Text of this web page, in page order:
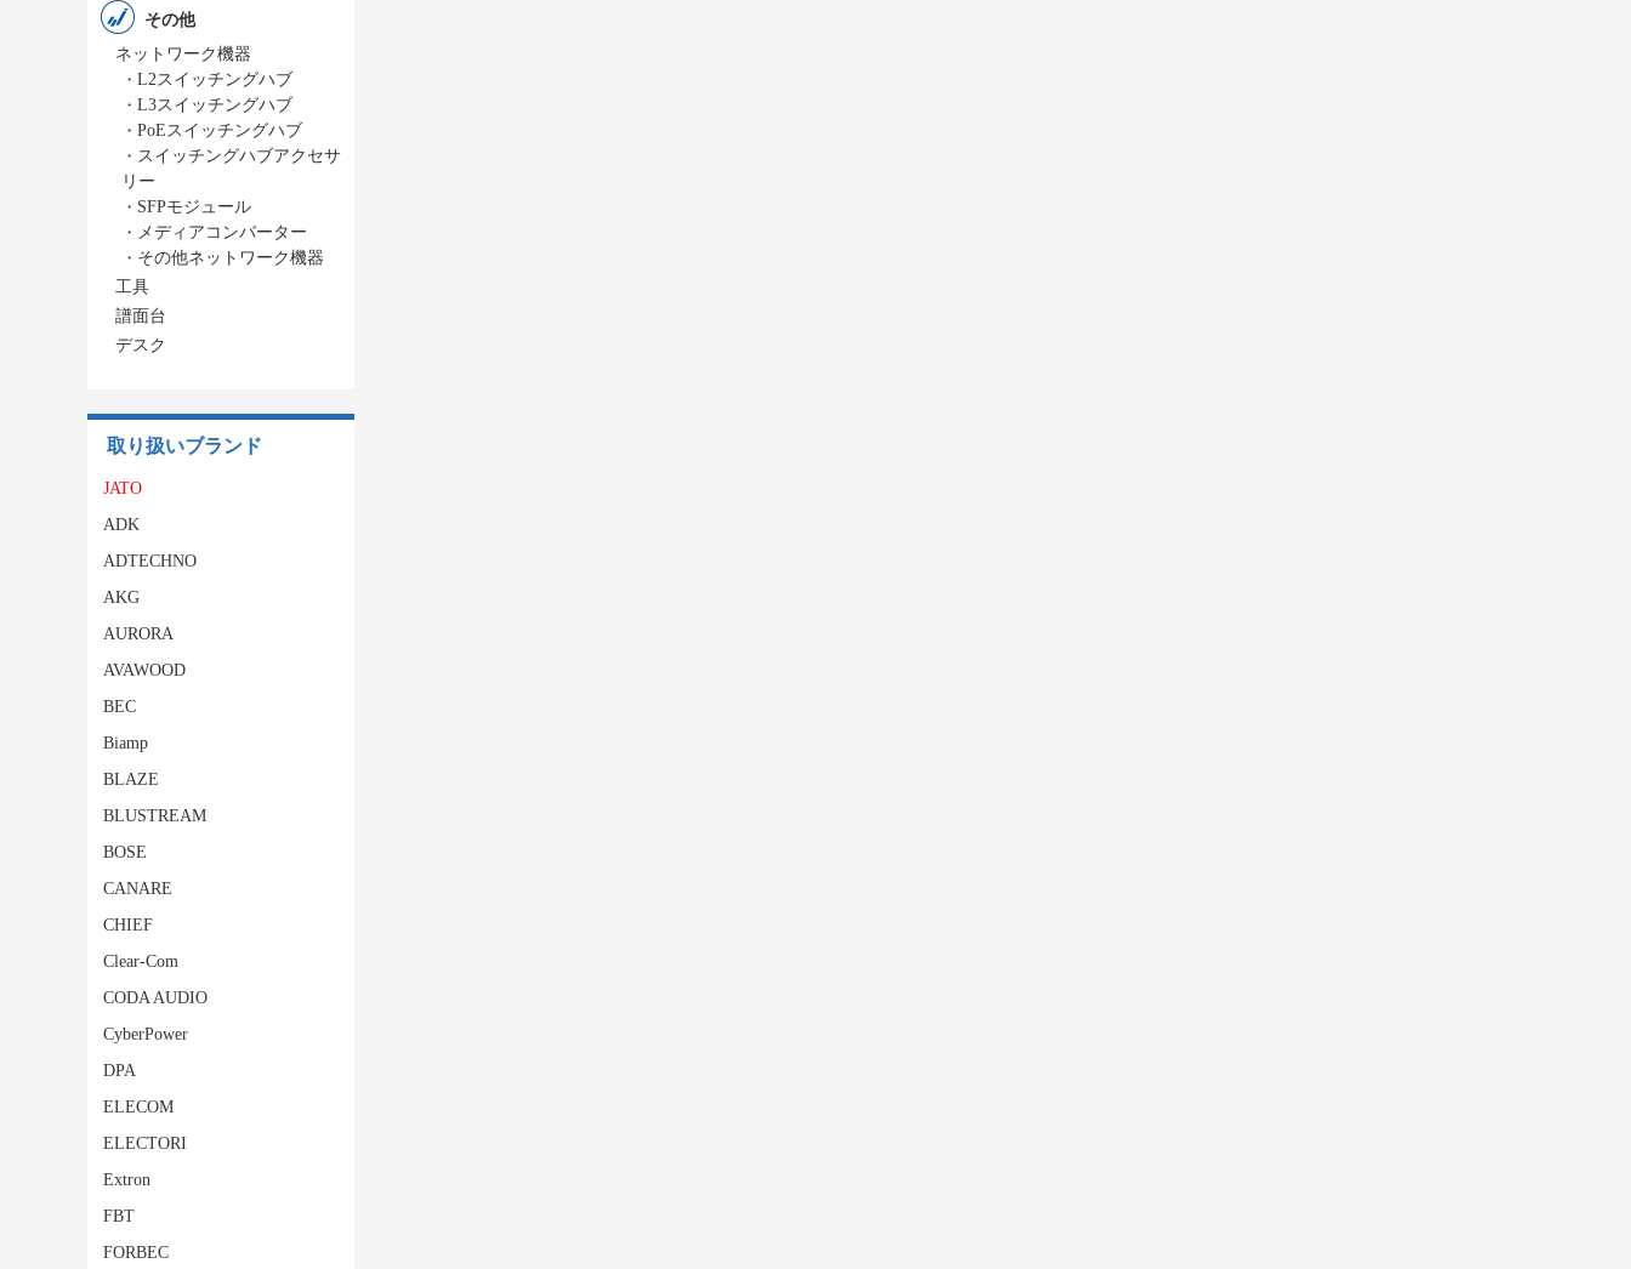
その他
ネットワーク機器
・ L2スイッチングハブ
・ L3スイッチングハブ
・ PoEスイッチングハブ
・ スイッチングハブアクセサ
リー
・ SFPモジュール
・ メディアコンバーター
・ その他ネットワーク機器
工具
譜面台
デスク
取り扱いブランド
JATO
ADK
ADTECHNO
AKG
AURORA
AVAWOOD
BEC
Biamp
BLAZE
BLUSTREAM
BOSE
CANARE
CHIEF
Clear-Com
CODA AUDIO
CyberPower
DPA
ELECOM
ELECTORI
Extron
FBT
FORBEC